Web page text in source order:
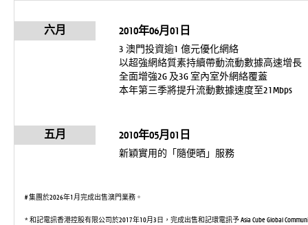
六月 2010年06月01日
3 澳門投資逾1 億元優化網絡
以超強網絡質素持續帶動流動數據高速增長
全面增強2G 及3G 室內室外網絡覆蓋
本年第三季將提升流動數據速度至21Mbps
五月 2010年05月01日
新穎實用的「隨便晒」服務
# 集團於2026年1月完成出售澳門業務。
* 和記電訊香港控股有限公司於2017年10月3日，完成出售和記環電訊予 Asia Cube Global